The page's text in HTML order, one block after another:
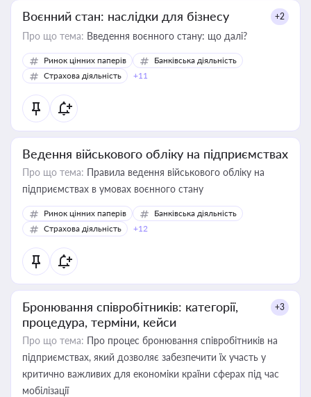
Воєнний стан: наслідки для бізнесу +2
Про що тема: Введення воєнного стану: що далі?
Ринок цінних паперів
Банківська діяльність
Страхова діяльність
+11
Ведення військового обліку на підприємствах
Про що тема: Правила ведення військового обліку на
підприємствах в умовах воєнного стану
Ринок цінних паперів
Банківська діяльність
Страхова діяльність
+12
Бронювання співробітників: категорії,
процедура, терміни, кейси
+3
Про що тема: Про процес бронювання співробітників на
підприємствах, який дозволяє забезпечити їх участь у
критично важливих для економіки країни сферах під час
мобілізації